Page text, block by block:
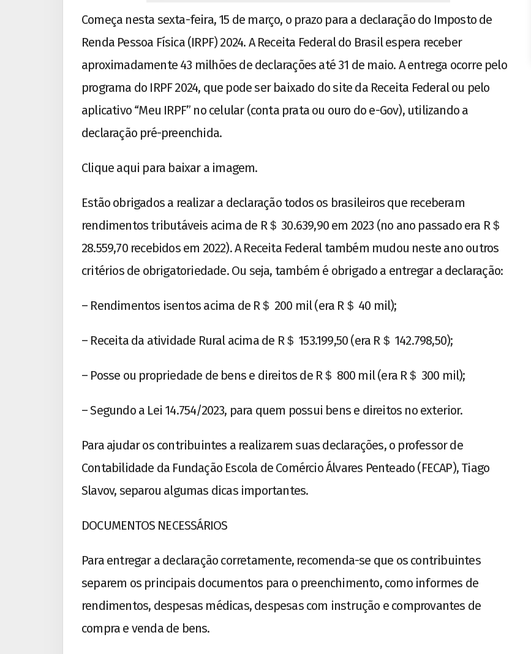
Começa nesta sexta-feira, 15 de março, o prazo para a declaração do Imposto de
Renda Pessoa Física (IRPF) 2024. A Receita Federal do Brasil espera receber
aproximadamente 43 milhões de declarações até 31 de maio. A entrega ocorre pelo
programa do IRPF 2024, que pode ser baixado do site da Receita Federal ou pelo
aplicativo “Meu IRPF” no celular (conta prata ou ouro do e-Gov), utilizando a
declaração pré-preenchida.
Clique aqui para baixar a imagem.
Estão obrigados a realizar a declaração todos os brasileiros que receberam
rendimentos tributáveis acima de R＄ 30.639,90 em 2023 (no ano passado era R＄
28.559,70 recebidos em 2022). A Receita Federal também mudou neste ano outros
critérios de obrigatoriedade. Ou seja, também é obrigado a entregar a declaração:
– Rendimentos isentos acima de R＄ 200 mil (era R＄ 40 mil);
– Receita da atividade Rural acima de R＄ 153.199,50 (era R＄ 142.798,50);
– Posse ou propriedade de bens e direitos de R＄ 800 mil (era R＄ 300 mil);
– Segundo a Lei 14.754/2023, para quem possui bens e direitos no exterior.
Para ajudar os contribuintes a realizarem suas declarações, o professor de
Contabilidade da Fundação Escola de Comércio Álvares Penteado (FECAP), Tiago
Slavov, separou algumas dicas importantes.
DOCUMENTOS NECESSÁRIOS
Para entregar a declaração corretamente, recomenda-se que os contribuintes
separem os principais documentos para o preenchimento, como informes de
rendimentos, despesas médicas, despesas com instrução e comprovantes de
compra e venda de bens.